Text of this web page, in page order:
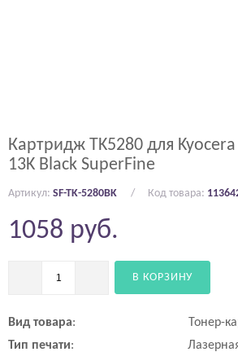
Картридж TK5280 для Kyocera
13K Black SuperFine
Артикул: SF-TK-5280BK Код товара:
Вид товара:
Тонер-
Тип печати:
1058 руб.
В КОРЗИНУ